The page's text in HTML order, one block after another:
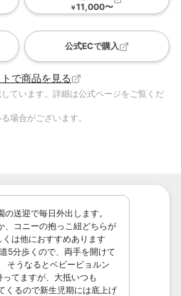
￥11,000〜
公式ECで購入
で商品を見る
ています。詳細は公式ページをご覧くだ
場合がございます。
送迎で毎日外出します。
、コニーの抱っこ紐どちらが
くは他におすすめあります
5分歩くので、両手を開けて
そうなるとベビービョルン
てますが、大抵いつも
くるので新生児期には底上げ